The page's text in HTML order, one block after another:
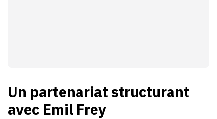
Un partenariat structurant
avec Emil Frey